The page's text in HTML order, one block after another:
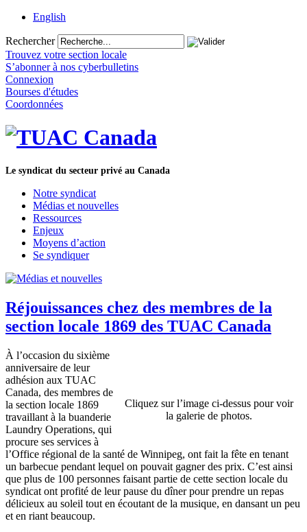
English
Rechercher
Trouvez votre section locale
S’abonner à nos cyberbulletins
Connexion
Bourses d'études
Coordonnées
Le syndicat du secteur privé au Canada
Notre syndicat
Médias et nouvelles
Ressources
Enjeux
Moyens d’action
Se syndiquer
Réjouissances chez des membres de la
section locale 1869 des TUAC Canada
Cliquez sur l’image ci-dessus pour voir
la galerie de photos.
À l’occasion du sixième
anniversaire de leur
adhésion aux TUAC
Canada, des membres de
la section locale 1869
travaillant à la buanderie
Laundry Operations, qui
procure ses services à
l’Office régional de la santé de Winnipeg, ont fait la fête en tenant
un barbecue pendant lequel on pouvait gagner des prix. C’est ainsi
que plus de 100 personnes faisant partie de cette section locale du
syndicat ont profité de leur pause du dîner pour prendre un repas
délicieux au soleil tout en écoutant de la musique, en dansant un peu
et en riant beaucoup.